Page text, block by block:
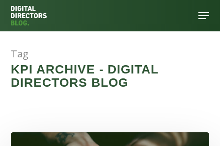
Hit enter to search or ESC to close
Tag
KPI ARCHIVE - DIGITAL
DIRECTORS BLOG